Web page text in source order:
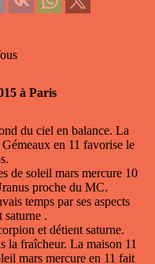
à Paris
du ciel en balance. La
en 11 favorise le
de soleil mars mercure 10
proche du MC.
temps par ses aspects
saturne .
et détient saturne.
la fraîcheur. La maison 11
mars mercure en 11 fait